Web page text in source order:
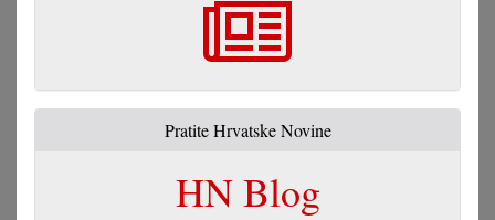
Pratite Hrvatske Novine
HN Blog